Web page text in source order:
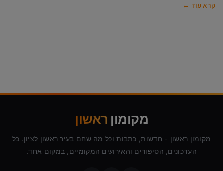
קרא עוד ←
מקומון ראשון
מקומון ראשון - חדשות, כתבות וכל מה שחם בעיר ראשון לציון. כל
העדכונים, הסיפורים והאירועים המקומיים, במקום אחד.